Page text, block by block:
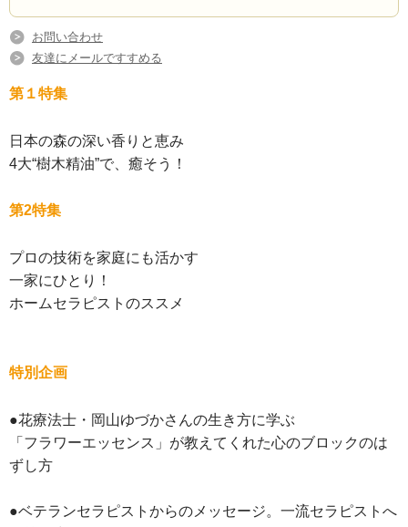
お問い合わせ
友達にメールですすめる
第１特集
日本の森の深い香りと恵み
4大“樹木精油”で、癒そう！
第2特集
プロの技術を家庭にも活かす
一家にひとり！
ホームセラピストのススメ
特別企画
●花療法士・岡山ゆづかさんの生き方に学ぶ
「フラワーエッセンス」が教えてくれた心のブロックのは
ずし方
●ベテランセラピストからのメッセージ。一流セラピストへ